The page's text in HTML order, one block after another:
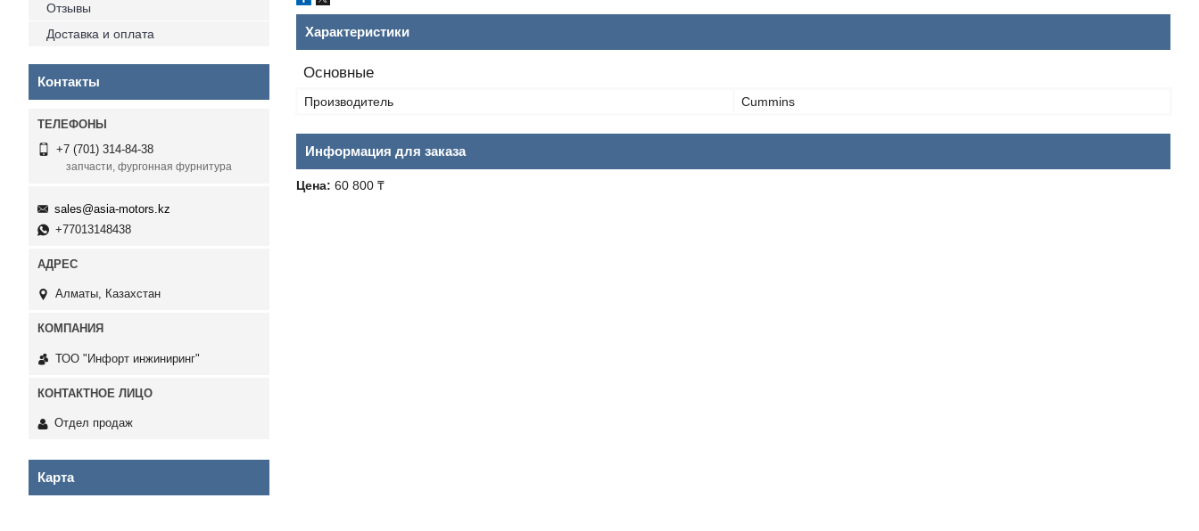
Характеристики
Основные
Производитель Cummins
Информация для заказа
Цена: 60 800 ₸
Отзывы
Доставка и оплата
Контакты
+7 (701) 314-84-38
запчасти, фургонная фурнитура
sales@asia-motors.kz
+77013148438
Алматы, Казахстан
ТОО "Инфорт инжиниринг"
Отдел продаж
Карта